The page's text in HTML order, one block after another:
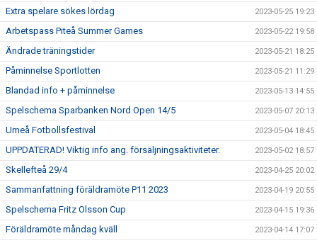
Extra spelare sökes lördag 2023-05-25 19:23
Arbetspass Piteå Summer Games 2023-05-22 19:58
Ändrade träningstider 2023-05-21 18:25
Påminnelse Sportlotten 2023-05-21 11:29
Blandad info + påminnelse 2023-05-13 14:55
Spelschema Sparbanken Nord Open 14/5 2023-05-07 20:13
Umeå Fotbollsfestival 2023-05-04 18:45
UPPDATERAD! Viktig info ang. försäljningsaktiviteter. 2023-05-02 18:57
Skellefteå 29/4 2023-04-25 20:02
Sammanfattning föräldramöte P11 2023 2023-04-19 20:55
Spelschema Fritz Olsson Cup 2023-04-15 19:36
Föräldramöte måndag kväll 2023-04-14 17:07